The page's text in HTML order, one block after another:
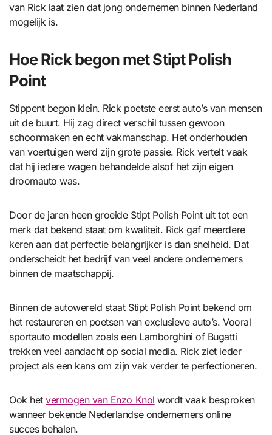
van Rick laat zien dat jong ondernemen binnen Nederland
mogelijk is.
Hoe Rick begon met Stipt Polish
Point
Stippent begon klein. Rick poetste eerst auto’s van mensen
uit de buurt. Hij zag direct verschil tussen gewoon
schoonmaken en echt vakmanschap. Het onderhouden
van voertuigen werd zijn grote passie. Rick vertelt vaak
dat hij iedere wagen behandelde alsof het zijn eigen
droomauto was.
Door de jaren heen groeide Stipt Polish Point uit tot een
merk dat bekend staat om kwaliteit. Rick gaf meerdere
keren aan dat perfectie belangrijker is dan snelheid. Dat
onderscheidt het bedrijf van veel andere ondernemers
binnen de maatschappij.
Binnen de autowereld staat Stipt Polish Point bekend om
het restaureren en poetsen van exclusieve auto’s. Vooral
sportauto modellen zoals een Lamborghini of Bugatti
trekken veel aandacht op social media. Rick ziet ieder
project als een kans om zijn vak verder te perfectioneren.
Ook hetvermogen van Enzo Knol wordt vaak besproken
wanneer bekende Nederlandse ondernemers online
succes behalen.